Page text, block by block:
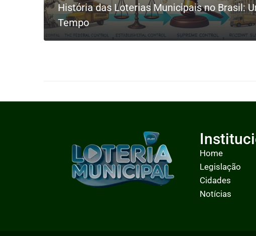
História das Loterias Municipais no Brasil:
Tempo
Home
Legislação
Cidades
Notícias